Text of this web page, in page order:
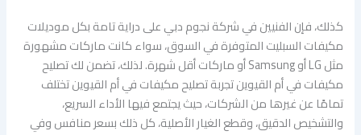
كذلك، فإن الفنيين في شركة نجوم دبي على دراية تامة بكل موديلات
مكيفات السبليت المتوفرة في السوق، سواء كانت ماركات مشهورة
مثل LG أو Samsung أو ماركات أقل شهرة. لذلك، تضمن لك تصليح
مكيفات في أم القيوين تجربة تصليح مكيفات في أم القيوين تختلف
تمامًا عن غيرها من الشركات، حيث يجتمع فيها الأداء السريع،
والتشخيص الدقيق، وقطع الغيار الأصلية، كل ذلك بسعر منافس وفي